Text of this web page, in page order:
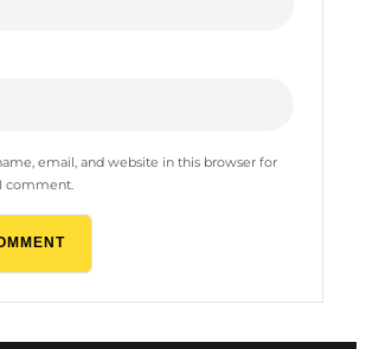
email, and website in this browser for
comment.